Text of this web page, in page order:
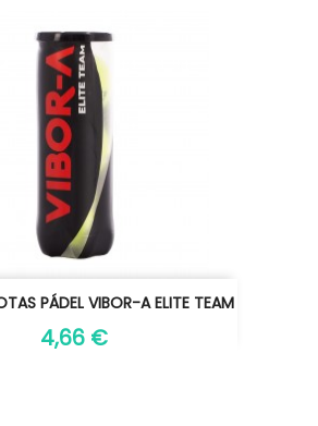
PÁDEL VIBOR-A ELITE TEAM
4,66 €